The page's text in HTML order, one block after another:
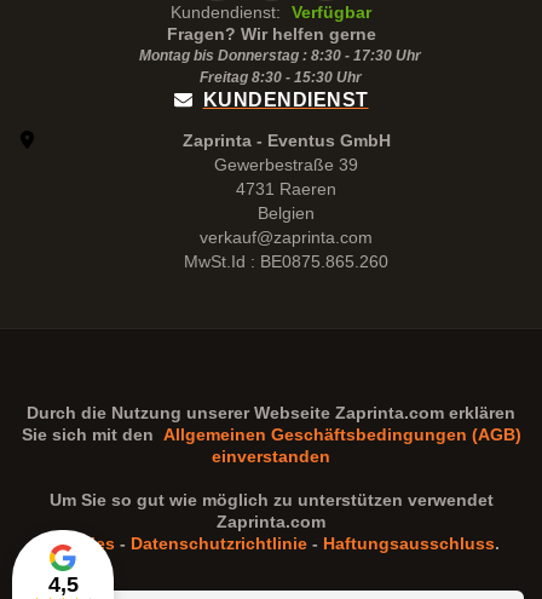
4,5
Kundendienst:
Verfügbar
Fragen? Wir helfen gerne
Montag bis Donnerstag : 8:30 - 17:30 Uhr
Freitag 8:30 - 15:30Uhr
KUNDENDIENST
Zaprinta - Eventus GmbH
Gewerbestraße 39
4731 Raeren
Belgien
verkauf@zaprinta.com
MwSt.Id : BE0875.865.260
Durch die Nutzung unserer Webseite Zaprinta.com erklären
Sie sich mit den Allgemeinen Geschäftsbedingungen (AGB)
einverstanden
Um Sie so gut wie möglich zu unterstützen verwendet
Zaprinta.com
Cookies - Datenschutzrichtlinie - Haftungsausschluss.